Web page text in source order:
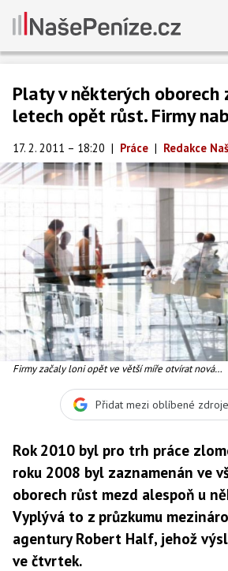
Platy v některých oborech
letech opět růst. Firmy
17. 2. 2011 – 18:20 | Práce | Redakce
Firmy začaly loni opět ve větší míře otvírat nová
Přidat mezi oblíbené
Rok 2010 byl pro trh práce
roku 2008 byl zaznamenán ve
oborech růst mezd alespoň u
Vyplývá to z průzkumu
agentury Robert Half, jehož
ve čtvrtek.